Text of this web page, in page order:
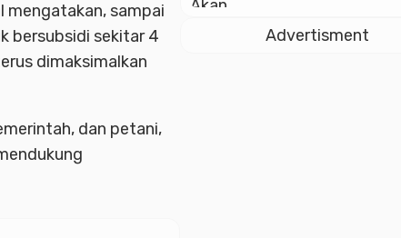
mengatakan, sampai
bersubsidi sekitar 4
dimaksimalkan
dan petani,
Istiqlal
Advertisment